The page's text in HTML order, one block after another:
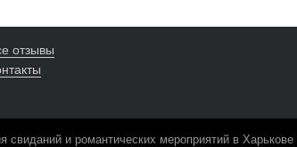
отзывы
свиданий и романтических мероприятий в